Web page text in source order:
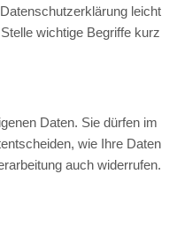
leicht
wichtige Begriffe kurz
Daten. Sie dürfen im
wie Ihre Daten
auch widerrufen.